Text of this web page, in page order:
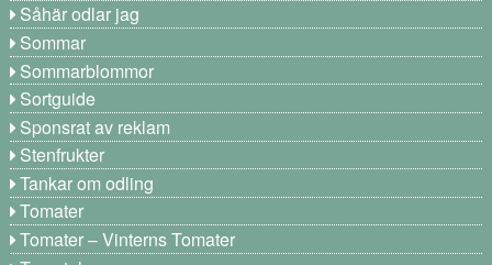
Såhär odlar jag
Sommar
Sommarblommor
Sortguide
Sponsrat av reklam
Stenfrukter
Tankar om odling
Tomater
Tomater – Vinterns Tomater